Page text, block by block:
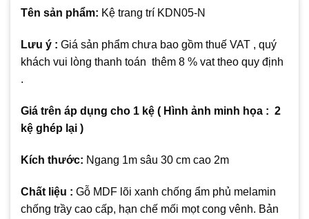
Tên sản phẩm: Kệ trang trí KDN05-N
Lưu ý : Giá sản phẩm chưa bao gồm thuế VAT , quý
khách vui lòng thanh toán thêm 8 % vat theo quy định
.
Giá trên áp dụng cho 1 kệ ( Hình ảnh minh họa : 2
kệ ghép lại )
Kích thước: Ngang 1m sâu 30 cm cao 2m
Chất liệu : Gỗ MDF lõi xanh chống ẩm phủ melamin
chống trầy cao cấp, hạn chế mối mọt cong vênh. Bản